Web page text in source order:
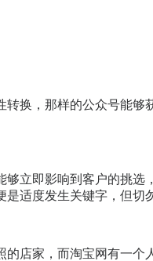
换，那样的公众号能
立即影响到客户的挑
适度发生关键字，但切
店家，而淘宝网有一